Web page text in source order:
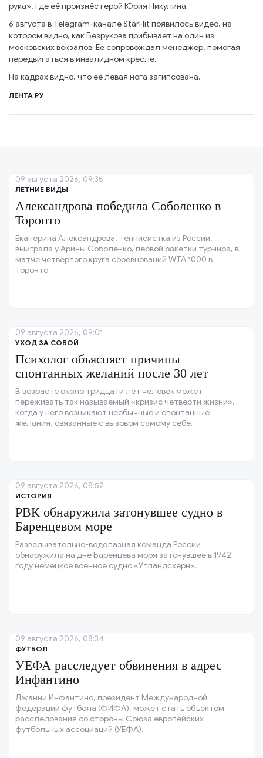
рука», где её произнёс герой Юрия Никулина.
6 августа в Telegram-канале StarHit появилось видео, на
котором видно, как Безрукова прибывает на один из
московских вокзалов. Её сопровождал менеджер, помогая
передвигаться в инвалидном кресле.
На кадрах видно, что её левая нога загипсована.
ЛЕНТА РУ
ЛЕТНИЕ ВИДЫ
Александрова победила Соболенко в
Торонто
Екатерина Александрова, теннисистка из России,
выиграла у Арины Соболенко, первой ракетки турнира, в
матче четвёртого круга соревнований WTA 1000 в
Торонто.
09 августа 2026, 09:35
УХОД ЗА СОБОЙ
Психолог объясняет причины
спонтанных желаний после 30 лет
В возрасте около тридцати лет человек может
переживать так называемый «кризис четверти жизни»,
когда у него возникают необычные и спонтанные
желания, связанные с вызовом самому себе.
09 августа 2026, 09:01
ИСТОРИЯ
РВК обнаружила затонувшее судно в
Баренцевом море
Разведывательно-водолазная команда России
обнаружила на дне Баренцева моря затонувшее в 1942
году немецкое военное судно «Утландсхерн».
09 августа 2026, 08:52
ФУТБОЛ
УЕФА расследует обвинения в адрес
Инфантино
Джанни Инфантино, президент Международной
федерации футбола (ФИФА), может стать объектом
расследования со стороны Союза европейских
футбольных ассоциаций (УЕФА).
09 августа 2026, 08:34